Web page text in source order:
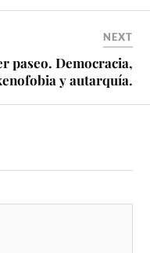
NEXT
paseo. Democracia,
y autarquía.